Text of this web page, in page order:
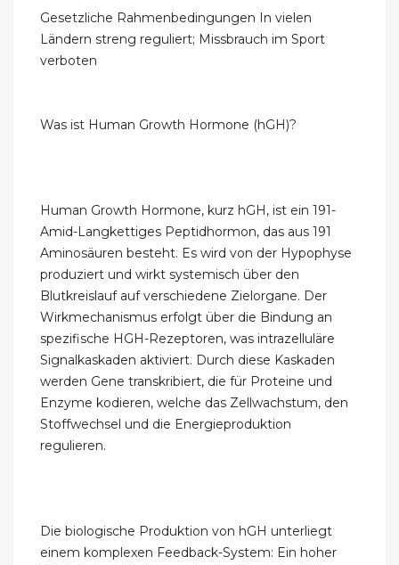
Gesetzliche Rahmenbedingungen In vielen
Ländern streng reguliert; Missbrauch im Sport
verboten
Was ist Human Growth Hormone (hGH)?
Human Growth Hormone, kurz hGH, ist ein 191-
Amid-Langkettiges Peptidhormon, das aus 191
Aminosäuren besteht. Es wird von der Hypophyse
produziert und wirkt systemisch über den
Blutkreislauf auf verschiedene Zielorgane. Der
Wirkmechanismus erfolgt über die Bindung an
spezifische HGH-Rezeptoren, was intrazelluläre
Signalkaskaden aktiviert. Durch diese Kaskaden
werden Gene transkribiert, die für Proteine und
Enzyme kodieren, welche das Zellwachstum, den
Stoffwechsel und die Energieproduktion
regulieren.
Die biologische Produktion von hGH unterliegt
einem komplexen Feedback-System: Ein hoher